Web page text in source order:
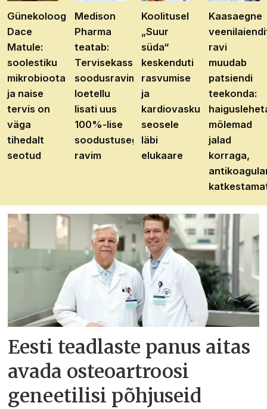
Günekoloog
Dace
Matule:
soolestiku
mikrobioota
ja naise
tervis on
väga
tihedalt
seotud
Medison
Pharma
teatab:
Tervisekassa
soodusravimite
loetellu
lisati uus
100%-lise
soodustusega
ravim
Koolitusel
„Suur
süda“
keskenduti
rasvumise
ja
kardiovaskulaarhaiguste
seosele
läbi
elukaare
Kaasaegne
ravi
muudab
patsiendi
teekonda:
mõlemad
jalad
korraga,
Eesti teadlaste panus aitas
avada osteoartroosi
geneetilisi põhjuseid